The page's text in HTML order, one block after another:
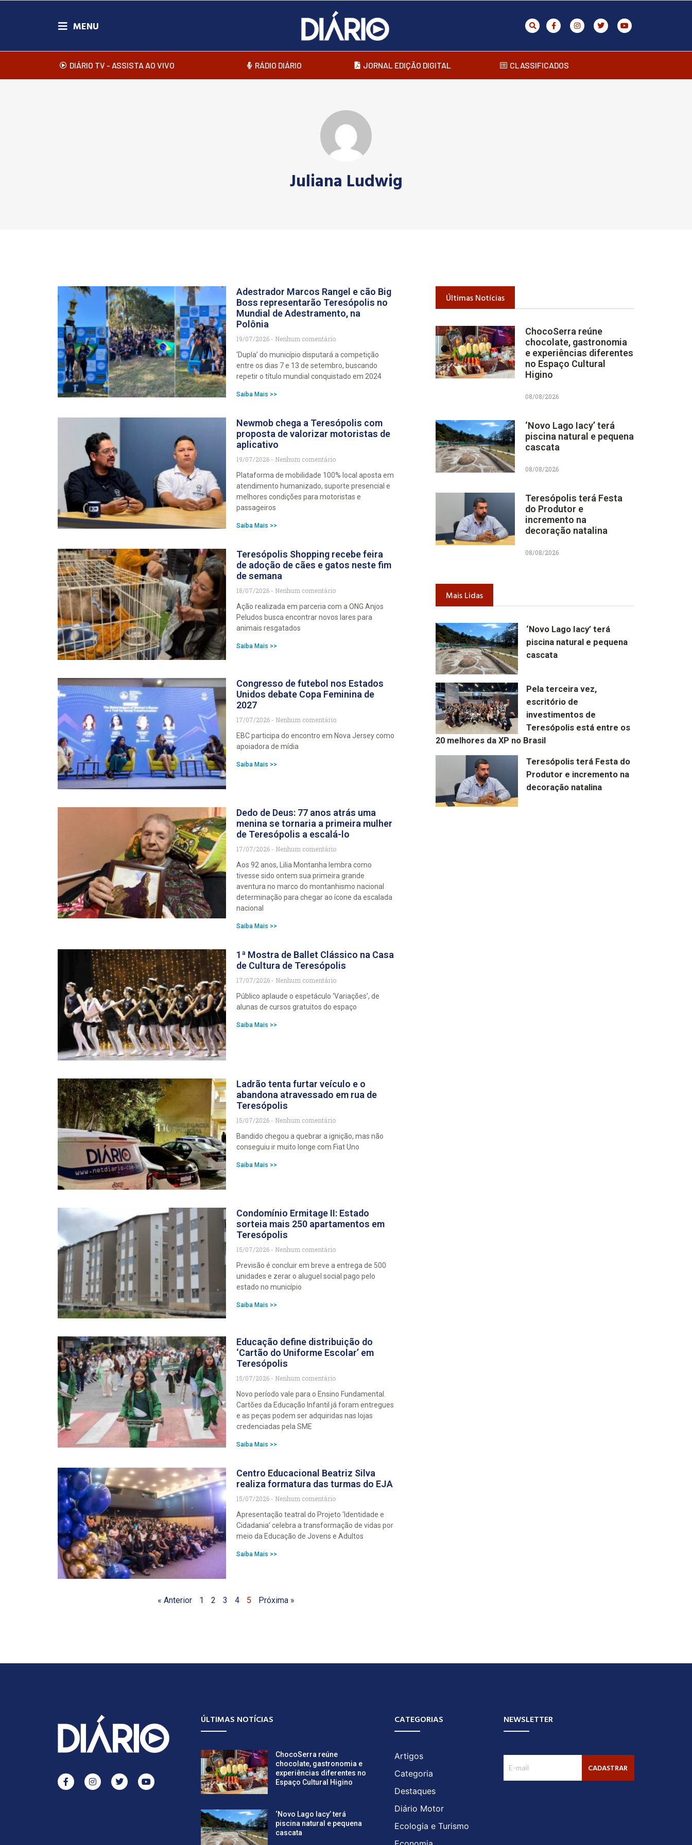
DIÁRIO TV - ASSISTA AO VIVO RÁDIO DIÁRIO JORNAL EDIÇÃO DIGITAL CLASSIFICADOS
Juliana Ludwig
Adestrador Marcos Rangel e cão Big
Boss representarão Teresópolis no
Mundial de Adestramento, na
Polônia
19/07/2026
Nenhum comentário
‘Dupla’ do município disputará a competição
entre os dias 7 e 13 de setembro, buscando
repetir o título mundial conquistado em 2024
Saiba Mais >>
Newmob chega a Teresópolis com
proposta de valorizar motoristas de
aplicativo
19/07/2026
Nenhum comentário
Plataforma de mobilidade 100% local aposta em
atendimento humanizado, suporte presencial e
melhores condições para motoristas e
passageiros
Saiba Mais >>
Teresópolis Shopping recebe feira
de adoção de cães e gatos neste fim
de semana
18/07/2026
Nenhum comentário
Ação realizada em parceria com a ONG Anjos
Peludos busca encontrar novos lares para
animais resgatados
Saiba Mais >>
Congresso de futebol nos Estados
Unidos debate Copa Feminina de
2027
17/07/2026
Nenhum comentário
EBC participa do encontro em Nova Jersey como
apoiadora de mídia
Saiba Mais >>
Dedo de Deus: 77 anos atrás uma
menina se tornaria a primeira mulher
de Teresópolis a escalá-lo
17/07/2026
Nenhum comentário
Aos 92 anos, Lilia Montanha lembra como
tivesse sido ontem sua primeira grande
aventura no marco do montanhismo nacional
determinação para chegar ao ícone da escalada
nacional
Saiba Mais >>
1ª Mostra de Ballet Clássico na Casa
de Cultura de Teresópolis
17/07/2026
Nenhum comentário
Público aplaude o espetáculo ‘Variações’, de
alunas de cursos gratuitos do espaço
Saiba Mais >>
Ladrão tenta furtar veículo e o
abandona atravessado em rua de
Teresópolis
15/07/2026
Nenhum comentário
Bandido chegou a quebrar a ignição, mas não
conseguiu ir muito longe com Fiat Uno
Saiba Mais >>
Condomínio Ermitage II: Estado
sorteia mais 250 apartamentos em
Teresópolis
15/07/2026
Nenhum comentário
Previsão é concluir em breve a entrega de 500
unidades e zerar o aluguel social pago pelo
estado no município
Saiba Mais >>
Educação define distribuição do
‘Cartão do Uniforme Escolar’ em
Teresópolis
15/07/2026
Nenhum comentário
Novo período vale para o Ensino Fundamental.
Cartões da Educação Infantil já foram entregues
e as peças podem ser adquiridas nas lojas
credenciadas pela SME
Saiba Mais >>
Centro Educacional Beatriz Silva
realiza formatura das turmas do EJA
15/07/2026
Nenhum comentário
Apresentação teatral do Projeto ‘Identidade e
Cidadania’ celebra a transformação de vidas por
meio da Educação de Jovens e Adultos
Saiba Mais >>
« Anterior 1 2 3 4 5 Próxima »
Últimas Notícias
ChocoSerra reúne
chocolate, gastronomia
e experiências diferentes
no Espaço Cultural
Higino
08/08/2026
‘Novo Lago Iacy’ terá
piscina natural e pequena
cascata
08/08/2026
Teresópolis terá Festa
do Produtor e
incremento na
decoração natalina
08/08/2026
Mais Lidas
‘Novo Lago Iacy’ terá
piscina natural e pequena
cascata
Pela terceira vez,
escritório de
investimentos de
Teresópolis está entre os
20 melhores da XP no Brasil
Teresópolis terá Festa do
Produtor e incremento na
decoração natalina
ÚLTIMAS NOTÍCIAS
ChocoSerra reúne
chocolate, gastronomia e
experiências diferentes no
Espaço Cultural Higino
‘Novo Lago Iacy’ terá
piscina natural e pequena
cascata
CATEGORIAS
Artigos
Categoria
Destaques
Diário Motor
Ecologia e Turismo
NEWSLETTER
CADASTRAR